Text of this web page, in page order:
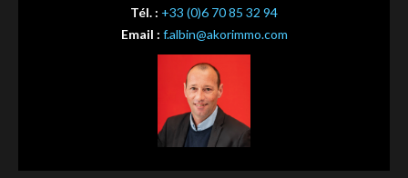
Tél. : +33 (0)6 70 85 32 94
Email : f.albin@akorimmo.com